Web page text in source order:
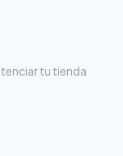
tu tienda